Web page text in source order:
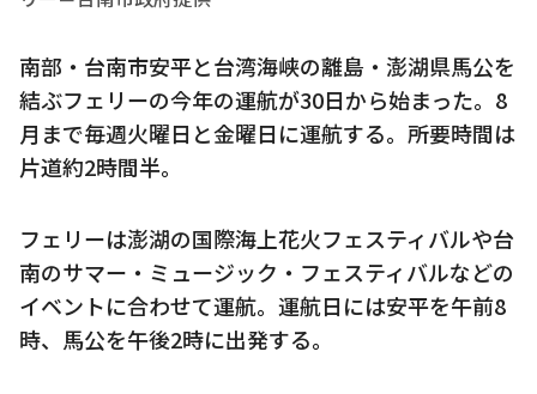
南部・台南市安平と台湾海峡の離島・澎湖県馬公を
結ぶフェリーの今年の運航が30日から始まった。8
月まで毎週火曜日と金曜日に運航する。所要時間は
片道約2時間半。
フェリーは澎湖の国際海上花火フェスティバルや台
南のサマー・ミュージック・フェスティバルなどの
イベントに合わせて運航。運航日には安平を午前8
時、馬公を午後2時に出発する。